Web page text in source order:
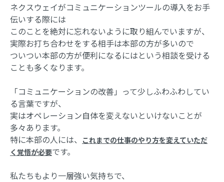
ネクスウェイがコミュニケーションツールの導入をお手
伝いする際には
このことを絶対に忘れないように取り組んでいますが、
実際お打ち合わせをする相手は本部の方が多いので
ついつい本部の方が便利になるにはという相談を受ける
ことも多くなります。
「コミュニケーションの改善」って少しふわふわしてい
る言葉ですが、
実はオペレーション自体を変えないといけないことが
多々あります。
特に本部の人には、
これまでの仕事のやり方を変えていただ
く覚悟が必要です。
私たちもより一層強い気持ちで、